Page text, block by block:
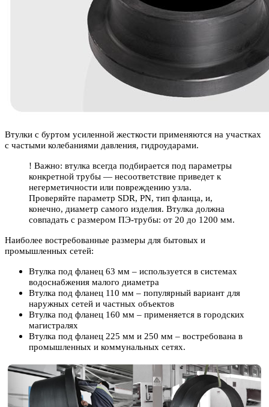
Втулки с буртом усиленной жесткости применяются на участках
с частыми колебаниями давления, гидроударами.
! Важно: втулка всегда подбирается под параметры
конкретной трубы — несоответствие приведет к
негерметичности или повреждению узла.
Проверяйте параметр SDR, PN, тип фланца, и,
конечно, диаметр самого изделия. Втулка должна
совпадать с размером ПЭ-трубы: от 20 до 1200 мм.
Наиболее востребованные размеры для бытовых и
промышленных сетей:
Втулка под фланец 63 мм – используется в системах
водоснабжения малого диаметра
Втулка под фланец 110 мм – популярный вариант для
наружных сетей и частных объектов
Втулка под фланец 160 мм – применяется в городских
магистралях
Втулка под фланец 225 мм и 250 мм – востребована в
промышленных и коммунальных сетях.